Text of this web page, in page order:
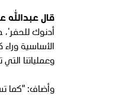
قال عبدالله
أدنوك
الأساسية
وعملياتنا
وأضاف: "كما